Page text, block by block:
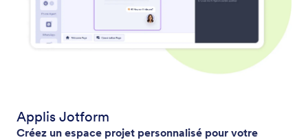
Applis Jotform
Créez un espace projet personnalisé pour votre